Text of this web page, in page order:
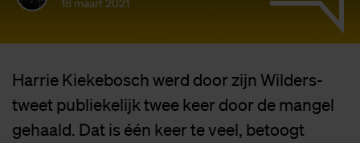
Harrie Kiekebosch werd door zijn Wilders-
tweet publiekelijk twee keer door de mangel
gehaald. Dat is één keer te veel, betoogt